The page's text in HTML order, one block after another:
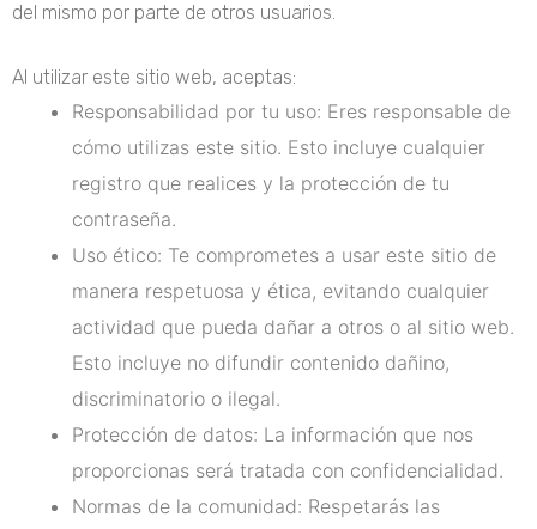
del mismo por parte de otros usuarios.
Al utilizar este sitio web, aceptas:
Responsabilidad por tu uso: Eres responsable de
cómo utilizas este sitio. Esto incluye cualquier
registro que realices y la protección de tu
contraseña.
Uso ético: Te comprometes a usar este sitio de
manera respetuosa y ética, evitando cualquier
actividad que pueda dañar a otros o al sitio web.
Esto incluye no difundir contenido dañino,
discriminatorio o ilegal.
Protección de datos: La información que nos
proporcionas será tratada con confidencialidad.
Normas de la comunidad: Respetarás las